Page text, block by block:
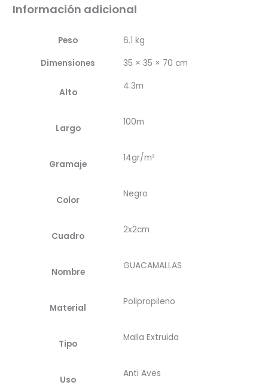
Información adicional
Peso
6.1 kg
Dimensiones
35 × 35 × 70 cm
Alto
4.3m
Largo
100m
Gramaje
14gr/m²
Color
Negro
Cuadro
2x2cm
Nombre
GUACAMALLAS
Material
Polipropileno
Tipo
Malla Extruida
Uso
Anti Aves